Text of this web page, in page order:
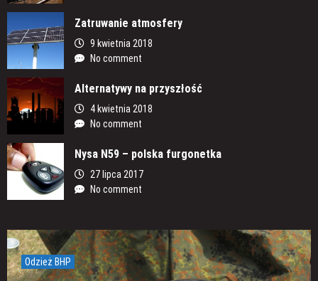
Zatruwanie atmosfery
9 kwietnia 2018
No comment
Alternatywy na przyszłość
4 kwietnia 2018
No comment
Nysa N59 – polska furgonetka
27 lipca 2017
No comment
Odzież BHP